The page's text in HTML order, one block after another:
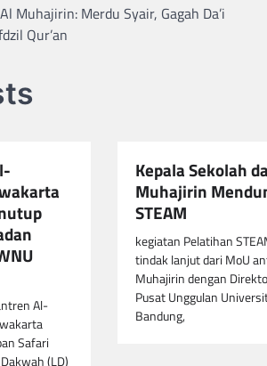
Muhajirin: Merdu Syair, Gagah Da’i
Qur’an
Al-
Safari
(LD)
Kepala Sekolah
Muhajirin
STEAM
kegiatan Pelatihan
tindak lanjut dari MoU
Muhajirin dengan
Pusat Unggulan
Bandung,